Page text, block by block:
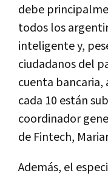
debe
todos los
inteligente y,
ciudadanos del
cuenta
cada 10 están
coordinador
de Fintech,
Además, el